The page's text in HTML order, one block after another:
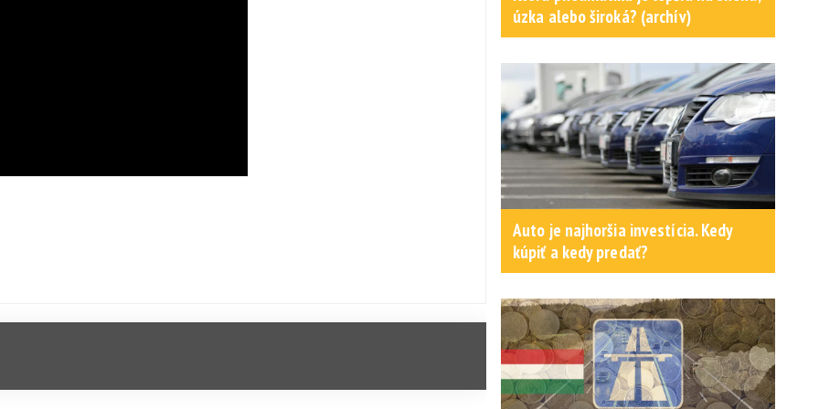
úzka alebo široká? (archív)
Auto je najhoršia investícia. Kedy
kúpiť a kedy predať?